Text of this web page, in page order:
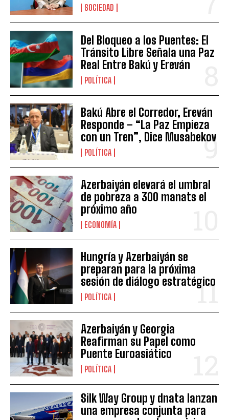
SOCIEDAD
Del Bloqueo a los Puentes: El
Tránsito Libre Señala una Paz
Real Entre Bakú y Ereván
POLÍTICA
Bakú Abre el Corredor, Ereván
Responde – “La Paz Empieza
con un Tren”, Dice Musabekov
POLÍTICA
Azerbaiyán elevará el umbral
de pobreza a 300 manats el
próximo año
ECONOMÍA
Hungría y Azerbaiyán se
preparan para la próxima
sesión de diálogo estratégico
POLÍTICA
Azerbaiyán y Georgia
Reafirman su Papel como
Puente Euroasiático
POLÍTICA
Silk Way Group y dnata lanzan
una empresa conjunta para